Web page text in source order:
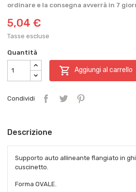
ordinare e la consegna avverrà in 7
5,04 €
Tasse escluse
Quantità
 Aggiungi al carrello
Condividi
Descrizione
Supporto auto allineante flangiato in
cuscinetto.
Forma OVALE.